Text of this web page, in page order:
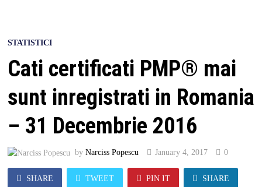
STATISTICI
Cati certificati PMP® mai
sunt inregistrati in Romania
– 31 Decembrie 2016
by Narciss Popescu January 4, 2017 0
SHARE TWEET PIN IT SHARE